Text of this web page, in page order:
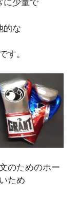
的な
す。
のためのホー
ため